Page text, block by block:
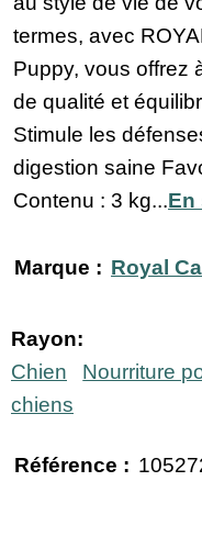
termes, avec
Puppy, vous offrez
de qualité et
Stimule les
digestion saine
Contenu : 3 kg...En
Marque : Royal
Rayon:
Chien
Nourriture
chiens
Référence :